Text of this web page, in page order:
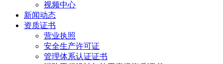
视频中心
新闻动态
资质证书
营业执照
安全生产许可证
管理体系认证证书